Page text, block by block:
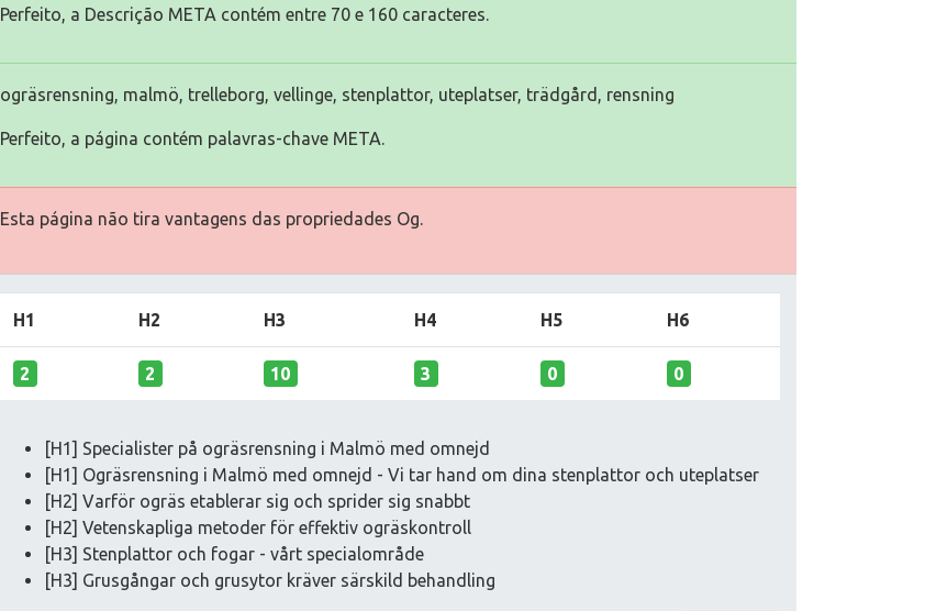
Perfeito, a Descrição META contém entre 70 e 160 caracteres.
ogräsrensning, malmö, trelleborg, vellinge, stenplattor, uteplatser, trädgård, rensning
Perfeito, a página contém palavras-chave META.
Esta página não tira vantagens das propriedades Og.
H1 H2 H3 H4 H5 H6
2 2 10 3 0 0
[H1] Specialister på ogräsrensning i Malmö med omnejd
[H1] Ogräsrensning i Malmö med omnejd - Vi tar hand om dina stenplattor och uteplatser
[H2] Varför ogräs etablerar sig och sprider sig snabbt
[H2] Vetenskapliga metoder för effektiv ogräskontroll
[H3] Stenplattor och fogar - vårt specialområde
[H3] Grusgångar och grusytor kräver särskild behandling